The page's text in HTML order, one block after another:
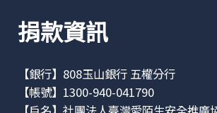
捐款資訊
【銀行】808玉山銀行 五權分行
【帳號】1300-940-041790